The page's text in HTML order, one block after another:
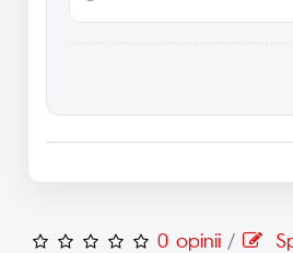
0 opinii /